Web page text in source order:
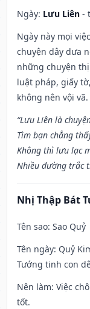
Ngày: Lưu Liên -
Ngày này mọi
chuyện dây dưa
những chuyện
luật pháp, giấy
không nên vội vã.
“Lưu Liên là
Tìm bạn chẳng
Không thì lưu lạc
Nhiều đường trắc
Nhị Thập Bát
Tên sao: Sao Quỷ
Tên ngày: Quỷ
Tướng tinh con
Nên làm: Việc
tốt.